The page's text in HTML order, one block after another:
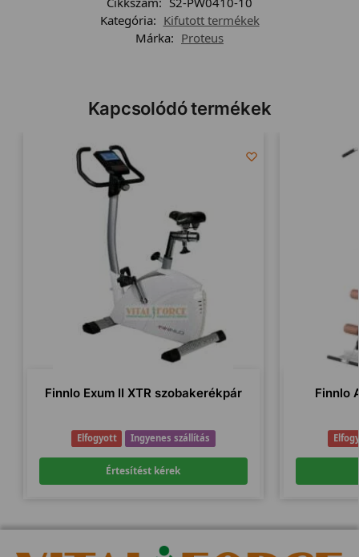
Kategória: Kifutott termékek
Márka: Proteus
Kapcsolódó termékek
Finnlo Exum II XTR szobakerékpár
Elfogyott Ingyenes szállítás
Értesítést kérek
Finnlo